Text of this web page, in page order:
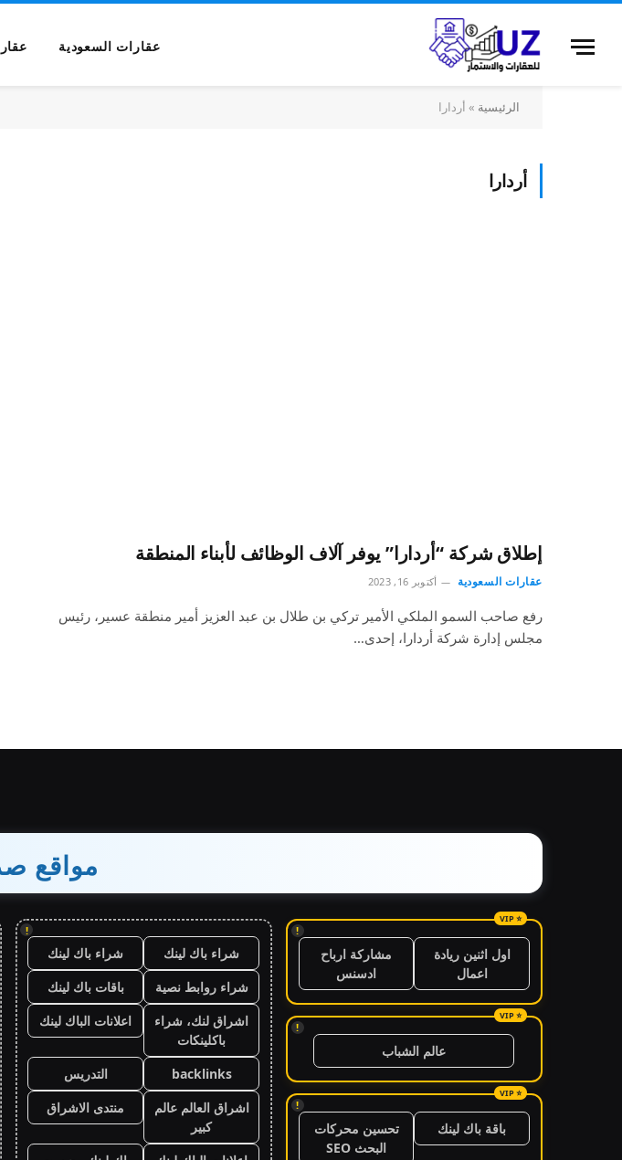
عقارات السعودية
الرئيسية » أردارا
أردارا
إطلاق شركة “أردارا” يوفر آلاف الوظائف لأبناء المنطقة
عقارات السعودية أكتوبر 16, 2023
رفع صاحب السمو الملكي الأمير تركي بن طلال بن عبد العزيز أمير منطقة عسير، رئيس
مجلس إدارة شركة أردارا، إحدى…
مواقع
!
اول اثنين ريادة
اعمال
مشاركة ارباح
ادسنس
!
عالم الشباب
!
باقة باك لينك
تحسين محركات
البحث SEO
!
شراء باك لينك
شراء باك لينك
شراء روابط نصية
باقات باك لينك
اشراق لنك، شراء
باكلينكات
اعلانات الباك لينك
backlinks
التدريس
اشراق العالم عالم
كبير
منتدى الاشراق